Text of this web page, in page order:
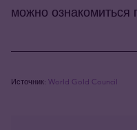
можно ознакомиться
Источник: World Gold Council